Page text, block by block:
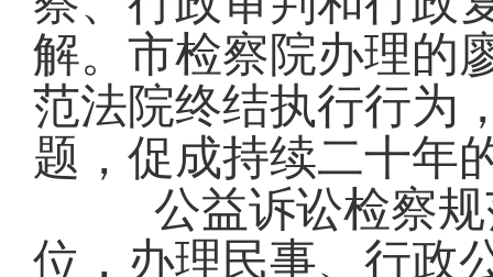
解。 市检察院办理的
范法院终结执行行为
题，促成持续二十年
公益诉讼检察
位， 办理民事、行政